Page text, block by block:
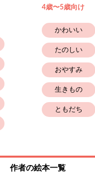
4歳〜5歳向け
かわいい
たのしい
おやすみ
生きもの
ともだち
作者の絵本一覧